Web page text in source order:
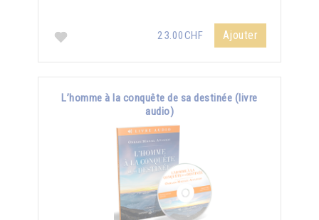
23.00CHF Ajouter
L’homme à la conquête de sa destinée (livre
audio)